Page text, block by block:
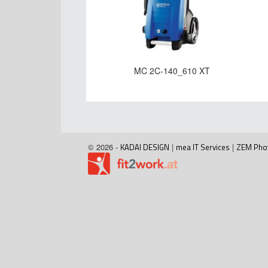
MC 2C-140_610 XT
© 2026 - KADAI DESIGN | mea IT Services | ZEM